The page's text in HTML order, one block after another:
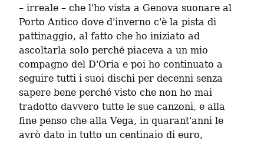
– irreale – che l'ho vista a Genova suonare al
Porto Antico dove d'inverno c'è la pista di
pattinaggio, al fatto che ho iniziato ad
ascoltarla solo perché piaceva a un mio
compagno del D'Oria e poi ho continuato a
seguire tutti i suoi dischi per decenni senza
sapere bene perché visto che non ho mai
tradotto davvero tutte le sue canzoni, e alla
fine penso che alla Vega, in quarant'anni le
avrò dato in tutto un centinaio di euro,